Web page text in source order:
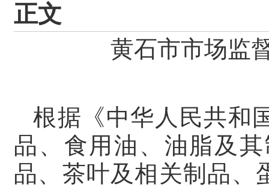
正文
黄石市市场监
根据《中华人民共和
品、食用油、油脂及
品、茶叶及相关制品、